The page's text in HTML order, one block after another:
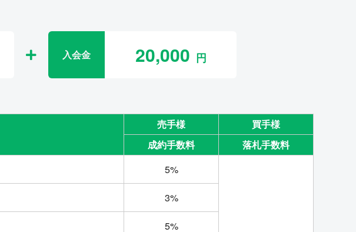
入会金 20,000
売手様
買手様
成約手数料
落札手数料
5%
3%
5%